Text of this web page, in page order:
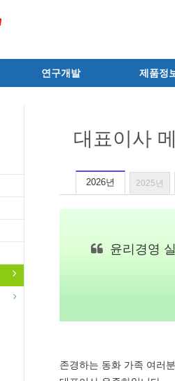
연구개발
조직 및 업무
주요 연구과제
기술혁신 네트워크
제품정
전문의약
일반의약
의약외
식품ㆍ음
대표이사
2026년 2025년
윤리경영
존경하는 동화 가족 여러분,